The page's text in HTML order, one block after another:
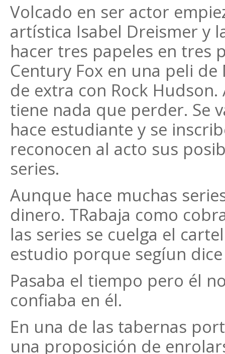
Volcado en ser actor
artística Isabel Dreismer y
hacer tres papeles en tres
Century Fox en una peli
de extra con Rock
tiene nada que perder. Se
hace estudiante y se
reconocen al acto sus
series.
Aunque hace muchas
dinero. TRabaja como
las series se cuelga el
estudio porque segíun
Pasaba el tiempo pero él
confiaba en él.
En una de las tabernas
una proposición de